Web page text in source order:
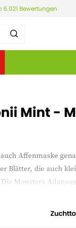
6.021 Bewertungen
Mint -
Affenmaske
Blätter, die auch
Monstera